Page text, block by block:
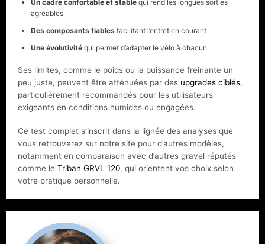
Un cadre confortable et stable qui rend les longues sorties
agréables
Des composants fiables facilitant l’entretien courant
Une évolutivité qui permet d’adapter le vélo à chacun
Ses limites, comme le poids ou la puissance freinante un
peu juste, peuvent être atténuées par des upgrades ciblés,
particulièrement recommandés pour les utilisateurs
exigeants en conditions humides ou engagées.
Ce test complet s’inscrit dans la lignée des analyses que
vous retrouverez sur notre site pour d’autres modèles,
notamment en comparaison avec d’autres gravel réputés
comme le Triban GRVL 120, qui orientent vos choix selon
votre pratique personnelle.